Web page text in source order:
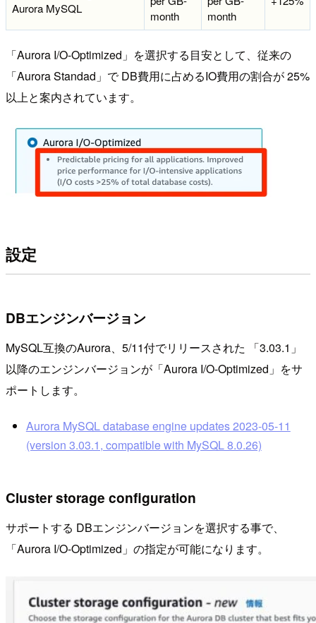
Aurora MySQL
month
month
「Aurora I/O-Optimized」を選択する目安として、従来の
「Aurora Standad」で DB費用に占めるIO費用の割合が 25%
以上と案内されています。
設定
DBエンジンバージョン
MySQL互換のAurora、5/11付でリリースされた 「3.03.1」
以降のエンジンバージョンが「Aurora I/O-Optimized」をサ
ポートします。
Aurora MySQL database engine updates 2023-05-11
(version 3.03.1, compatible with MySQL 8.0.26)
Cluster storage configuration
サポートする DBエンジンバージョンを選択する事で、
「Aurora I/O-Optimized」の指定が可能になります。